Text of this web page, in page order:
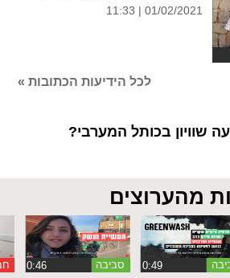
01/02/2021 | 11:33
לכל הידיעות הכתובות »
שוויון בכותל המערבי?
מהערוצים
‏0:49 סביבה